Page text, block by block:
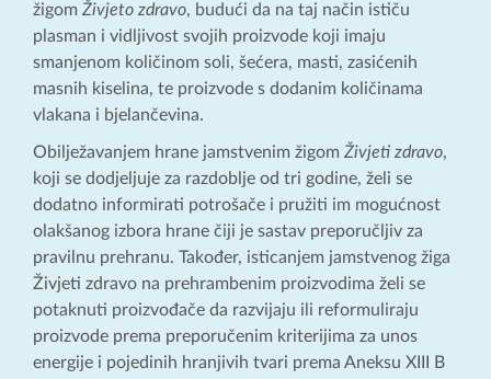
žigom Živjeto zdravo, budući da na taj način ističu
plasman i vidljivost svojih proizvode koji imaju
smanjenom količinom soli, šećera, masti, zasićenih
masnih kiselina, te proizvode s dodanim količinama
vlakana i bjelančevina.
Obilježavanjem hrane jamstvenim žigom Živjeti zdravo,
koji se dodjeljuje za razdoblje od tri godine, želi se
dodatno informirati potrošače i pružiti im mogućnost
olakšanog izbora hrane čiji je sastav preporučljiv za
pravilnu prehranu. Također, isticanjem jamstvenog žiga
Živjeti zdravo na prehrambenim proizvodima želi se
potaknuti proizvođače da razvijaju ili reformuliraju
proizvode prema preporučenim kriterijima za unos
energije i pojedinih hranjivih tvari prema Aneksu XIII B